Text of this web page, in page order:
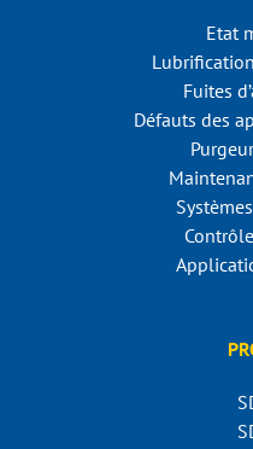
Etat
Fuites
Défauts des